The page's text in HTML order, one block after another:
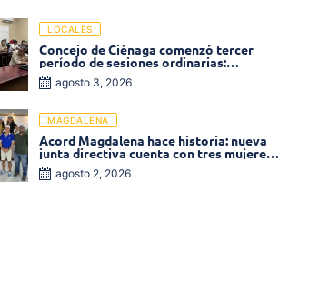
LOCALES
Concejo de Ciénaga comenzó tercer
período de sesiones ordinarias:
Operadores de la Sierra tema central de
la plenaria
agosto 3, 2026
MAGDALENA
Acord Magdalena hace historia: nueva
junta directiva cuenta con tres mujeres
y una en el Órgano de Control
agosto 2, 2026